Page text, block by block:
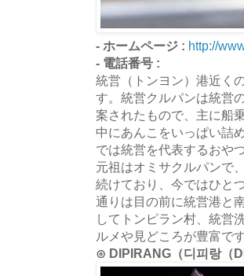
- ホームページ : http://
- 電話番号 :
統営（トンヨン）港近く
す。統営クルパンは統営
案されたもので、主に船
中にあんこをいっぱい詰
では統営を代表するおや
元祖はオミサクルパンで
続けており、今ではひと
通りは目の前に統営港と
してトンピラン村、統営
ルメや見どころが豊富です
⊙ DIPIRANG（디피랑（